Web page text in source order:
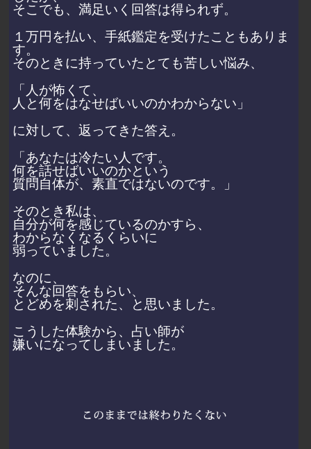
そこでも、満足いく回答は得られず。
１万円を払い、手紙鑑定を受けたこともありま
す。
そのときに持っていたとても苦しい悩み、
「人が怖くて、
人と何をはなせばいいのかわからない」
に対して、返ってきた答え。
「あなたは冷たい人です。
何を話せばいいのかという
質問自体が、素直ではないのです。」
そのとき私は、
自分が何を感じているのかすら、
わからなくなるくらいに
弱っていました。
なのに、
そんな回答をもらい、
とどめを刺された、と思いました。
こうした体験から、占い師が
嫌いになってしまいました。